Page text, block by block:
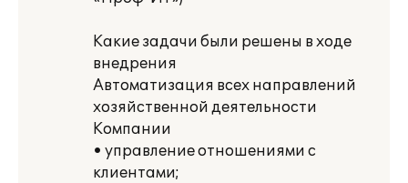
Какие задачи были решены в ходе
внедрения
Автоматизация всех направлений
хозяйственной деятельности
Компании
• управление отношениями с
клиентами;